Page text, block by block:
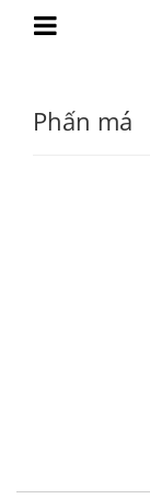
Phấn má